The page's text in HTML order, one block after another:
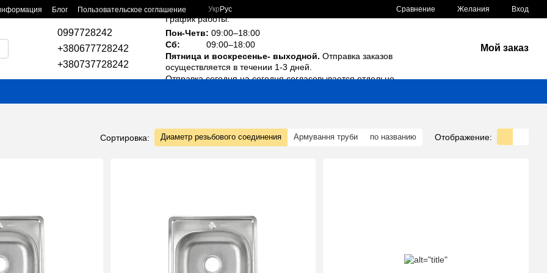
Блог Пользовательское соглашение Укр Рус Сравнение Желания Вход
0997728242
+380677728242
+380737728242
График работы:
Пон-Четв: 09:00–18:00
Сб:
09:00–18:00
Пятница и воскресенье- выходной. Отправка заказов
осуществляется в течении 1-3 дней.
Отправка сегодня на сегодня согласовывается отдельно.
Мой заказ
Сортировка: Диаметр резьбового соединения Армування труби по названию Отображение: